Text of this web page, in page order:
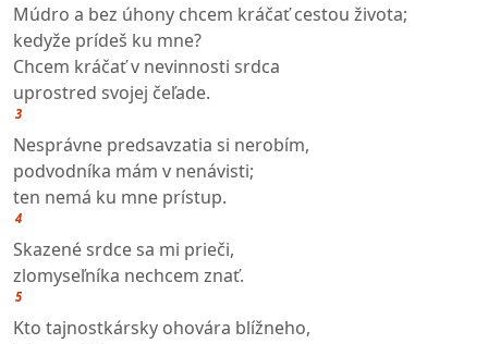
Múdro a bez úhony chcem kráčať cestou života;
kedyže prídeš ku mne?
Chcem kráčať v nevinnosti srdca
uprostred svojej čeľade.
3
Nesprávne predsavzatia si nerobím,
podvodníka mám v nenávisti;
ten nemá ku mne prístup.
4
Skazené srdce sa mi prieči,
zlomyseľníka nechcem znať.
5
Kto tajnostkársky ohovára blížneho,